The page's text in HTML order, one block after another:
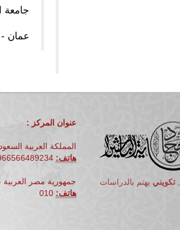
جامعة
عمان -
تكويني يهتم بالدراسات
عنوان المركز :
المملكة العربية
هاتف:
جمهورية مصر العربية
هاتف: